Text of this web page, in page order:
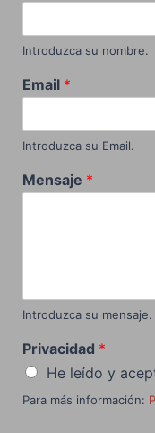
Introduzca su nombre.
Email *
Introduzca su Email.
Mensaje *
Introduzca su mensaje.
Privacidad *
He leído y
Para más información: